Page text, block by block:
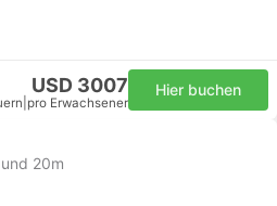
USD 3007
pro Erwachsener
Hier buchen
20m